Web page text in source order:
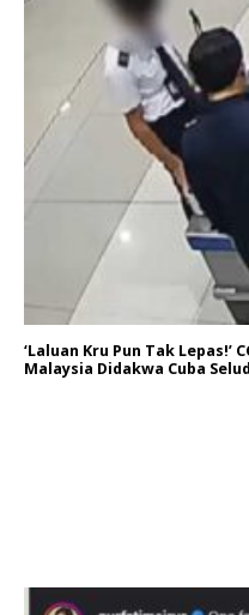
‘Laluan Kru Pun Tak Lepas!’
Malaysia Didakwa Cuba